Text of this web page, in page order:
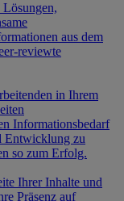
Lösungen,
aus dem
reviewte
in Ihrem
Informationsbedarf
Entwicklung zu
so zum Erfolg.
Ihrer Inhalte und
Präsenz auf